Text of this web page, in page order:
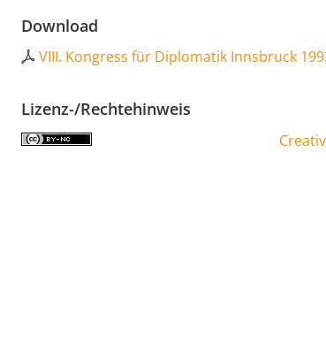
Download
VIII. Kongress für Diplomatik Innsbruck
Lizenz-/Rechtehinweis